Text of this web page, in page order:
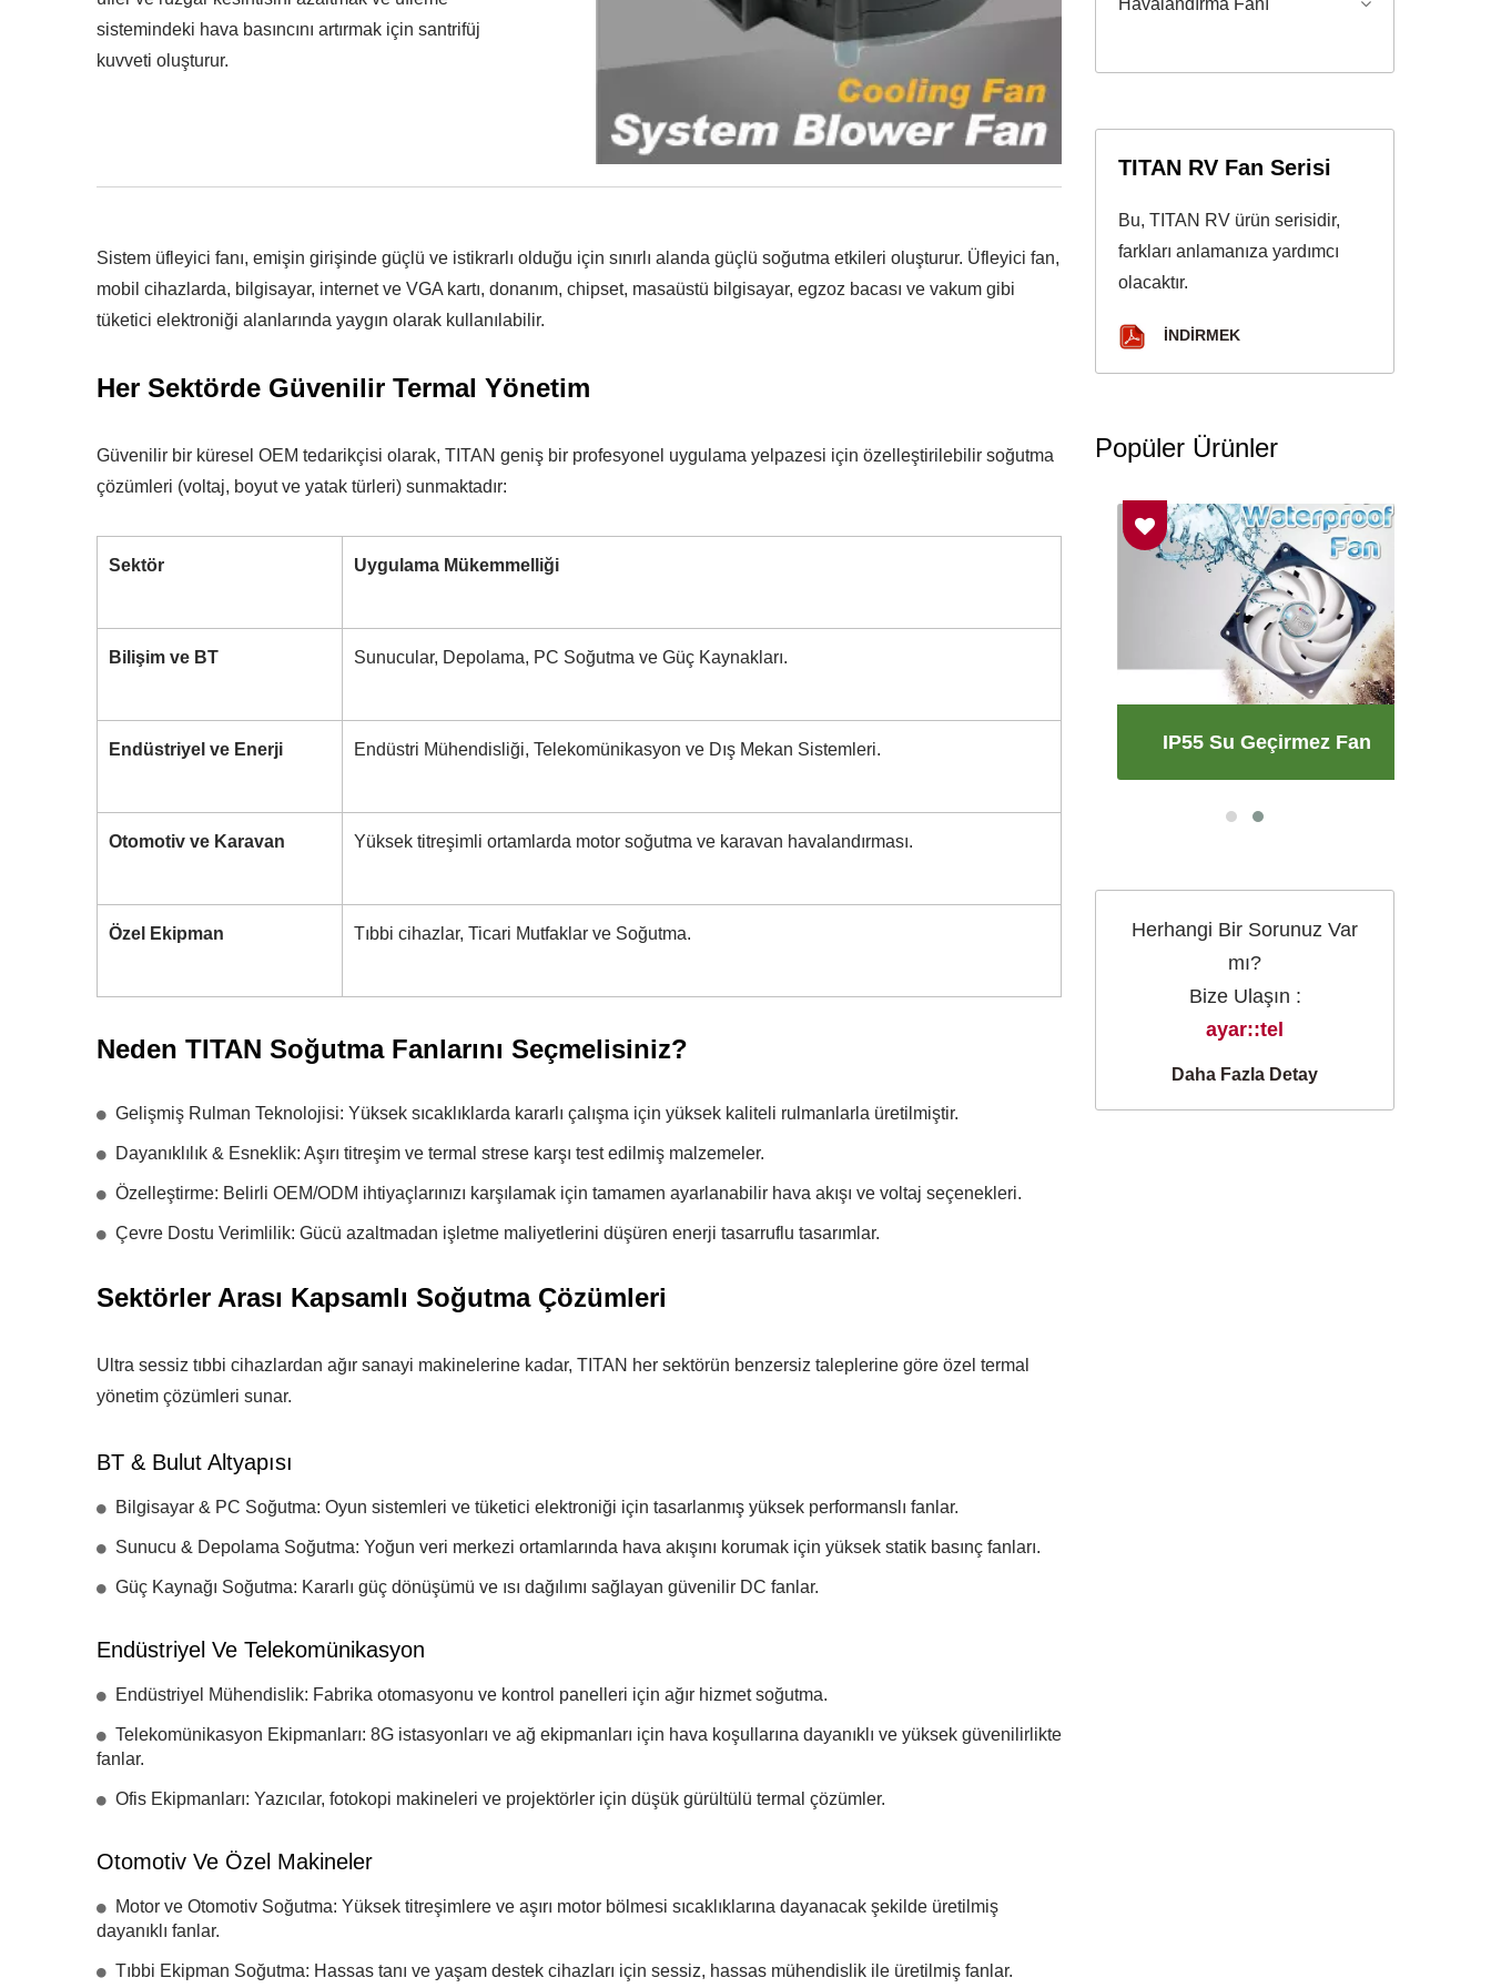
sistemindeki hava basıncını artırmak için santrifüj
kuvveti oluşturur.
Sistem üfleyici fanı, emişin girişinde güçlü ve istikrarlı olduğu için sınırlı alanda güçlü soğutma etkileri oluşturur. Üfleyici fan,
mobil cihazlarda, bilgisayar, internet ve VGA kartı, donanım, chipset, masaüstü bilgisayar, egzoz bacası ve vakum gibi
tüketici elektroniği alanlarında yaygın olarak kullanılabilir.
Her Sektörde Güvenilir Termal Yönetim
Güvenilir bir küresel OEM tedarikçisi olarak, TITAN geniş bir profesyonel uygulama yelpazesi için özelleştirilebilir soğutma
çözümleri (voltaj, boyut ve yatak türleri) sunmaktadır:
Sektör Uygulama Mükemmelliği
Bilişim ve BT Sunucular, Depolama, PC Soğutma ve Güç Kaynakları.
Endüstriyel ve Enerji Endüstri Mühendisliği, Telekomünikasyon ve Dış Mekan Sistemleri.
Otomotiv ve Karavan Yüksek titreşimli ortamlarda motor soğutma ve karavan havalandırması.
Özel Ekipman Tıbbi cihazlar, Ticari Mutfaklar ve Soğutma.
Neden TITAN Soğutma Fanlarını Seçmelisiniz?
Gelişmiş Rulman Teknolojisi: Yüksek sıcaklıklarda kararlı çalışma için yüksek kaliteli rulmanlarla üretilmiştir.
Dayanıklılık & Esneklik: Aşırı titreşim ve termal strese karşı test edilmiş malzemeler.
Özelleştirme: Belirli OEM/ODM ihtiyaçlarınızı karşılamak için tamamen ayarlanabilir hava akışı ve voltaj seçenekleri.
Çevre Dostu Verimlilik: Gücü azaltmadan işletme maliyetlerini düşüren enerji tasarruflu tasarımlar.
Sektörler Arası Kapsamlı Soğutma Çözümleri
Ultra sessiz tıbbi cihazlardan ağır sanayi makinelerine kadar, TITAN her sektörün benzersiz taleplerine göre özel termal
yönetim çözümleri sunar.
BT & Bulut Altyapısı
Bilgisayar & PC Soğutma: Oyun sistemleri ve tüketici elektroniği için tasarlanmış yüksek performanslı fanlar.
Sunucu & Depolama Soğutma: Yoğun veri merkezi ortamlarında hava akışını korumak için yüksek statik basınç fanları.
Güç Kaynağı Soğutma: Kararlı güç dönüşümü ve ısı dağılımı sağlayan güvenilir DC fanlar.
Endüstriyel Ve Telekomünikasyon
Endüstriyel Mühendislik: Fabrika otomasyonu ve kontrol panelleri için ağır hizmet soğutma.
Telekomünikasyon Ekipmanları: 8G istasyonları ve ağ ekipmanları için hava koşullarına dayanıklı ve yüksek güvenilirlikte
fanlar.
Ofis Ekipmanları: Yazıcılar, fotokopi makineleri ve projektörler için düşük gürültülü termal çözümler.
Otomotiv Ve Özel Makineler
Motor ve Otomotiv Soğutma: Yüksek titreşimlere ve aşırı motor bölmesi sıcaklıklarına dayanacak şekilde üretilmiş
dayanıklı fanlar.
Tıbbi Ekipman Soğutma: Hassas tanı ve yaşam destek cihazları için sessiz, hassas mühendislik ile üretilmiş fanlar.
Havalandırma Fanı
TITAN RV Fan Serisi
Bu, TITAN RV ürün serisidir,
farkları anlamanıza yardımcı
olacaktır.
İNDIRMEK
Popüler Ürünler
RV Buzdolabı Fanı IP55 Su Geçirmez Fan RV Buzdolabı Fanı IP55 Su Geçirmez Fan
Herhangi Bir Sorunuz Var
mı?
Bize Ulaşın :
ayar::tel
Daha Fazla Detay